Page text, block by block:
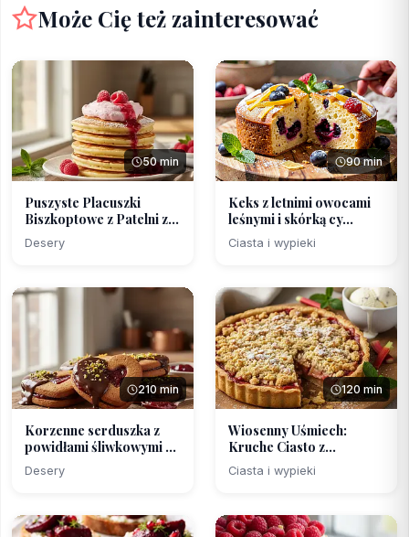
Może Cię też zainteresować
50 min
Puszyste Placuszki
Biszkoptowe z Patelni z...
Desery
90 min
Keks z letnimi owocami
leśnymi i skórką cy...
Ciasta i wypieki
210 min
Korzenne serduszka z
powidłami śliwkowymi ...
Desery
120 min
Wiosenny Uśmiech:
Kruche Ciasto z
Rabarbar...
Ciasta i wypieki